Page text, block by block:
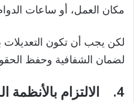
مكان العمل، أو ساعات
لكن يجب أن تكون التعديلات
لضمان الشفافية وحفظ
4. الالتزام بالأنظمة